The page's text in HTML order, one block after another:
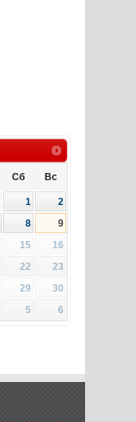
Сб Вс
1
2
8
9
15
16
22
23
29
30
5 6